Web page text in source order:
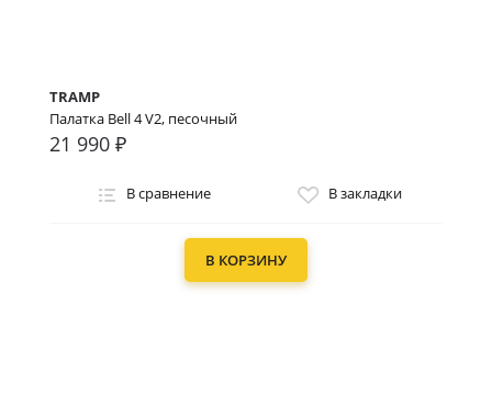
TRAMP
Палатка Bell 4 V2, песочный
21 990 ₽
В сравнение В закладки
В КОРЗИНУ